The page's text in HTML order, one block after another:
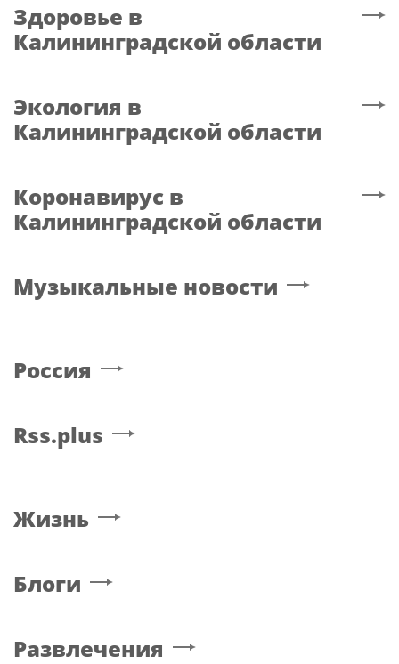
Здоровье в
Калининградской области
Экология в
Калининградской области
Коронавирус в
Калининградской области
Музыкальные новости
Россия
Rss.plus
Жизнь
Блоги
Развлечения